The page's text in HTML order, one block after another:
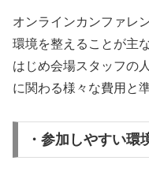
オンラインカンファレ
環境を整えることが主
はじめ会場スタッフの
に関わる様々な費用と
・参加しやすい環